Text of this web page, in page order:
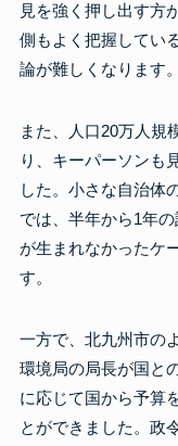
見を強く押し出す方
側もよく把握してい
論が難しくなります。
また、人口20万人規
り、キーパーソンも
した。小さな自治体
では、半年から1年
が生まれなかったケ
す。
一方で、北九州市の
環境局の局長が国と
に応じて国から予算
とができました。政